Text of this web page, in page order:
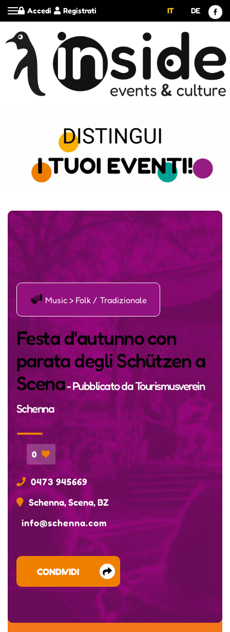
Registrati
Accedi IT DE
Ī Music > Folk / Tradizionale
Festa d'autunno con
parata degli Schützen a
Scena- Pubblicato daTourismusverein
Schenna
0
0473 945669
Schenna, Scena, BZ
info@schenna.com
CONDIVIDI